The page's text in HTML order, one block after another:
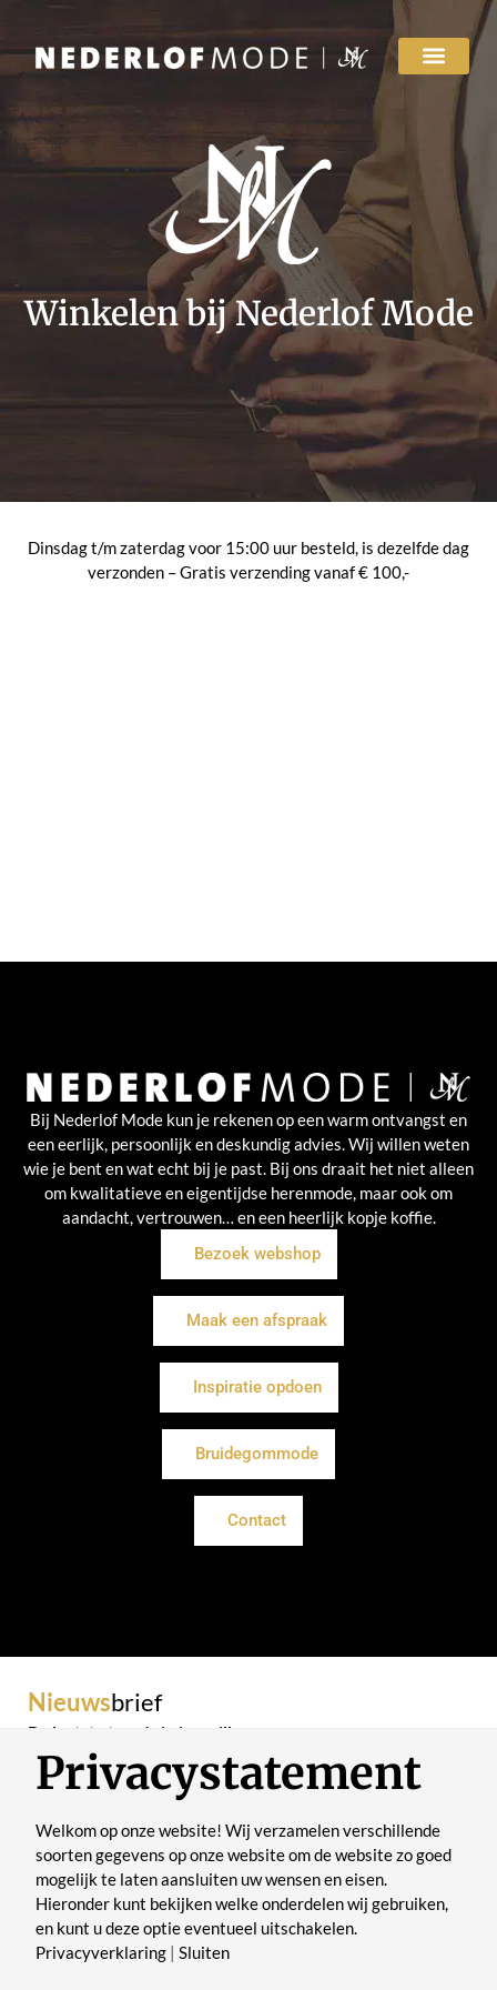
Winkelen bij Nederlof Mode
Dinsdag t/m zaterdag voor 15:00 uur besteld, is dezelfde dag
verzonden – Gratis verzending vanaf € 100,-
Bij Nederlof Mode kun je rekenen op een warm ontvangst en
een eerlijk, persoonlijk en deskundig advies. Wij willen weten
wie je bent en wat echt bij je past. Bij ons draait het niet alleen
om kwalitatieve en eigentijdse herenmode, maar ook om
aandacht, vertrouwen… en een heerlijk kopje koffie.
Bezoek webshop
Maak een afspraak
Inspiratie opdoen
Bruidegommode
Contact
Nieuwsbrief
De laatste trends in je mailbox
Verstuur
Privacystatement
Welkom op onze website! Wij verzamelen verschillende
soorten gegevens op onze website om de website zo goed
mogelijk te laten aansluiten uw wensen en eisen.
Hieronder kunt bekijken welke onderdelen wij gebruiken,
en kunt u deze optie eventueel uitschakelen.
Privacyverklaring
Sluiten